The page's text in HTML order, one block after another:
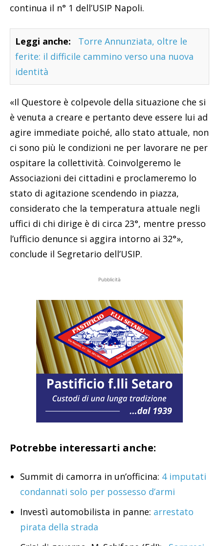
continua il n° 1 dell’USIP Napoli.
Leggi anche:
Torre Annunziata, oltre le
ferite: il difficile cammino verso una nuova
identità
«Il Questore è colpevole della situazione che si
è venuta a creare e pertanto deve essere lui ad
agire immediate poiché, allo stato attuale, non
ci sono più le condizioni ne per lavorare ne per
ospitare la collettività. Coinvolgeremo le
Associazioni dei cittadini e proclameremo lo
stato di agitazione scendendo in piazza,
considerato che la temperatura attuale negli
uffici di chi dirige è di circa 23°, mentre presso
l’ufficio denunce si aggira intorno ai 32°»,
conclude il Segretario dell’USIP.
Pubblicità
Potrebbe interessarti anche:
Summit di camorra in un’officina: 4 imputati
condannati solo per possesso d’armi
Investì automobilista in panne: arrestato
pirata della strada